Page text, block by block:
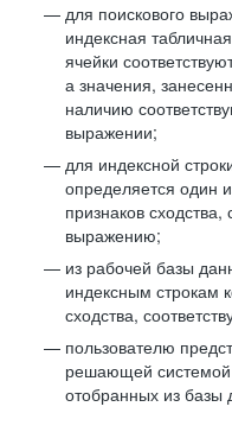
для поискового
индексная
ячейки
а значения,
наличию
выражении;
для индексной
определяется один
признаков
выражению;
из рабочей базы
индексным строкам
сходства,
пользователю
решающей системой
отобранных из базы